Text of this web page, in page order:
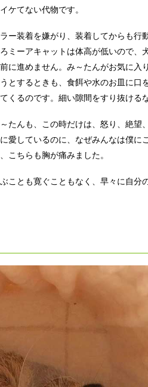
ケてない代物です。
ー装着を嫌がり、装着してからも行
ミーアキャットは体高が低いので、
に進めません。み～たんがお気に入
とするときも、食餌や水のお皿に口
くるのです。細い隙間をすり抜ける
たんも、この時だけは、怒り、絶望
愛しているのに、なぜみんなは僕に
こちらも胸が痛みました。
ことも寛ぐこともなく、早々に自分